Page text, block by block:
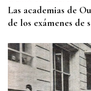
Las academias de
de los exámenes de